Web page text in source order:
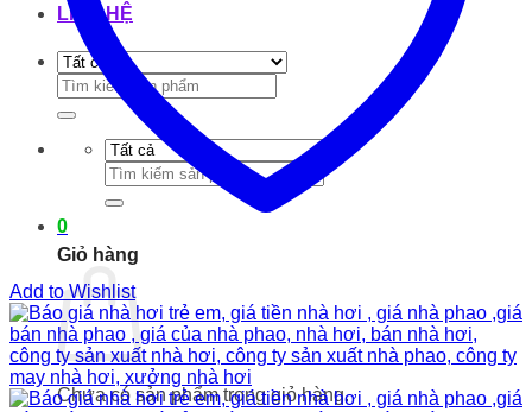
LIÊN HỆ
Tìm
kiếm:
Tìm
kiếm:
0
Giỏ hàng
Chưa có sản phẩm trong giỏ hàng.
Add to Wishlist